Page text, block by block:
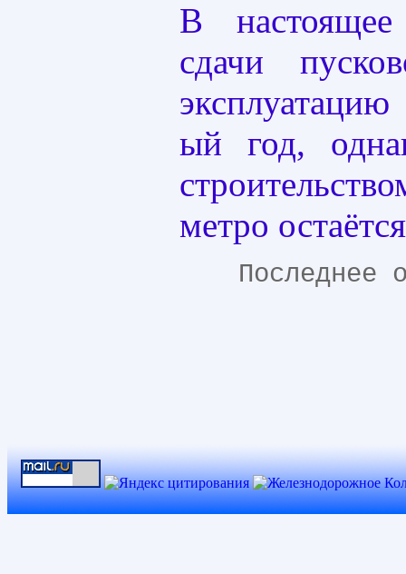
В
сдачи
ый год,
метро
Последнее